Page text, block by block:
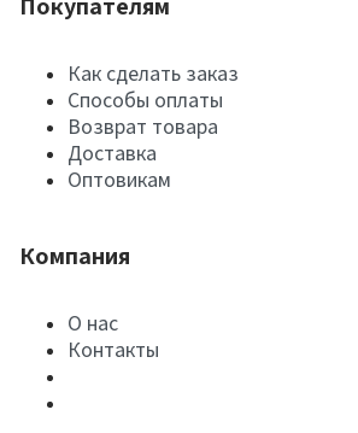
Покупателям
Как сделать заказ
Способы оплаты
Возврат товара
Доставка
Оптовикам
Компания
О нас
Контакты